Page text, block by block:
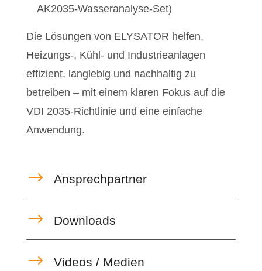
AK2035-Wasseranalyse-Set)
Die Lösungen von ELYSATOR helfen,
Heizungs-, Kühl- und Industrieanlagen
effizient, langlebig und nachhaltig zu
betreiben – mit einem klaren Fokus auf die
VDI 2035-Richtlinie und eine einfache
Anwendung.
$ Ansprechpartner
$ Downloads
$ Videos / Medien